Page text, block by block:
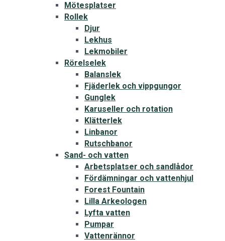
Mötesplatser
Rollek
Djur
Lekhus
Lekmobiler
Rörelselek
Balanslek
Fjäderlek och vippgungor
Gunglek
Karuseller och rotation
Klätterlek
Linbanor
Rutschbanor
Sand- och vatten
Arbetsplatser och sandlådor
Fördämningar och vattenhjul
Forest Fountain
Lilla Arkeologen
Lyfta vatten
Pumpar
Vattenrännor